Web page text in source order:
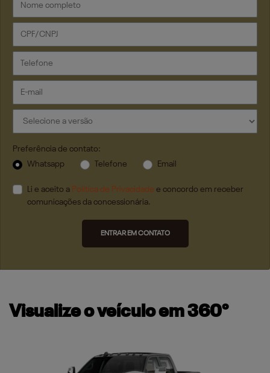
Preferência de contato:
Whatsapp
Telefone Email
Li e aceito a Política de Privacidade e concordo em receber
comunicações da concessionária.
ENTRAR EM CONTATO
Visualize o veículo em 360°